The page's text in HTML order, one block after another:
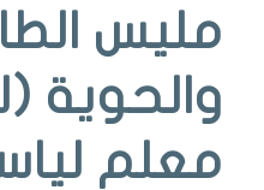
مليس
والحوية
معلم